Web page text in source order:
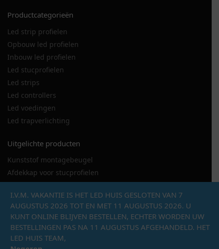
Productcategorieën
Led strip profielen
Opbouw led profielen
Inbouw led profielen
Led stucprofielen
Led strips
Led controllers
Led voedingen
Led trapverlichting
Uitgelichte producten
Kunststof montagebeugel
Afdekkap voor stucprofielen
LED stucprofiel DSL
Metalen montagebeugel hoekprofiel
Eindkap met draaddoorvoer
LED Line 150 hoekprofiel
I.V.M. VAKANTIE IS HET LED HUIS GESLOTEN VAN 7
AUGUSTUS 2026 TOT EN MET 11 AUGUSTUS 2026. U
KUNT ONLINE BLIJVEN BESTELLEN, ECHTER WORDEN UW
BESTELLINGEN PAS NA 11 AUGUSTUS AFGEHANDELD. HET
LED HUIS TEAM,